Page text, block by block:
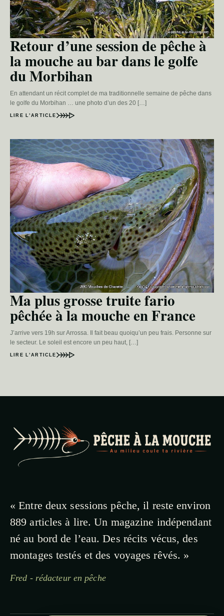
Retour d’une session de pêche à
la mouche au bar dans le golfe
du Morbihan
En attendant un récit complet de ma traditionnelle semaine de pêche dans
le golfe du Morbihan … une photo d’un des 20 […]
LIRE L’ARTICLE
Ma plus grosse truite fario
pêchée à la mouche en France
J’arrive vers 19h sur Arrossa. Il fait beau quoiqu’un peu frais. Personne sur
le secteur. Le soleil est encore un peu haut, […]
LIRE L’ARTICLE
« Entre deux sessions pêche, il reste environ
889 articles à lire. Un magazine indépendant
né au bord de l’eau. Des récits vécus, des
montages testés et des voyages rêvés. »
Fred - rédacteur en pêche